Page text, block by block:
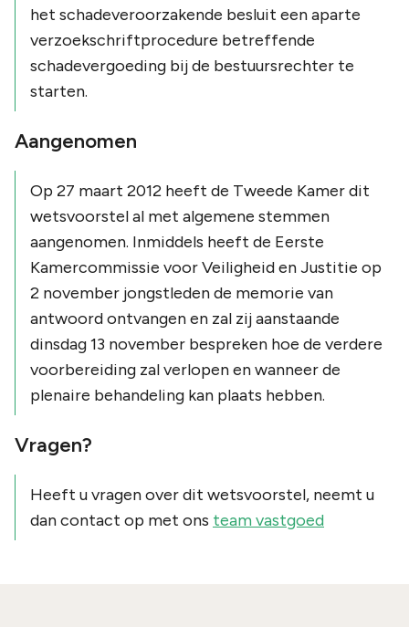
het schadeveroorzakende besluit een aparte
verzoekschriftprocedure betreffende
schadevergoeding bij de bestuursrechter te
starten.
Aangenomen
Op 27 maart 2012 heeft de Tweede Kamer dit
wetsvoorstel al met algemene stemmen
aangenomen. Inmiddels heeft de Eerste
Kamercommissie voor Veiligheid en Justitie op
2 november jongstleden de memorie van
antwoord ontvangen en zal zij aanstaande
dinsdag 13 november bespreken hoe de verdere
voorbereiding zal verlopen en wanneer de
plenaire behandeling kan plaats hebben.
Vragen?
Heeft u vragen over dit wetsvoorstel, neemt u
dan contact op met ons team vastgoed